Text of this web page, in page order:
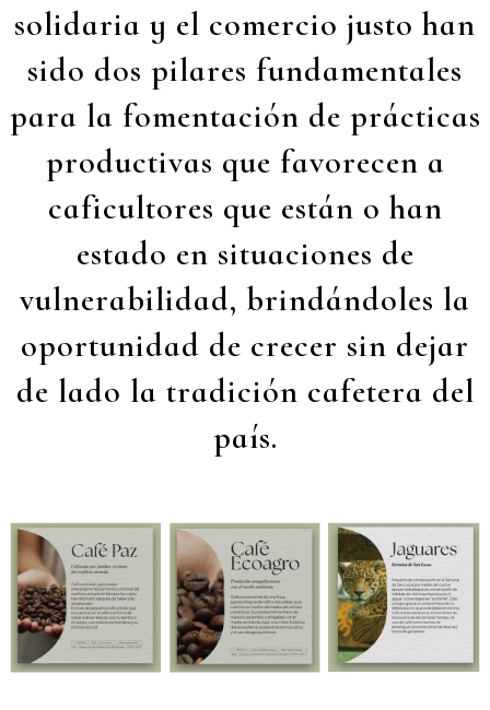
solidaria y el comercio justo han
sido dos pilares fundamentales
para la fomentación de prácticas
productivas que favorecen a
caficultores que están o han
estado en situaciones de
vulnerabilidad, brindándoles la
oportunidad de crecer sin dejar
de lado la tradición cafetera del
país.